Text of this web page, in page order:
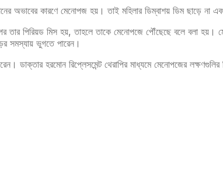
অভাবের কারণে মেনোপজ হয়। তাই মহিলার ডিম্বাশয় ডিম ছাড়ে না
পিরিয়ড মিস হয়, তাহলে তাকে মেনোপজে পৌঁছেছে বলে বলা হয়।
সমস্যায় ভুগতে পারেন।
ডাক্তার হরমোন রিপ্লেসমেন্ট থেরাপির মাধ্যমে মেনোপজের